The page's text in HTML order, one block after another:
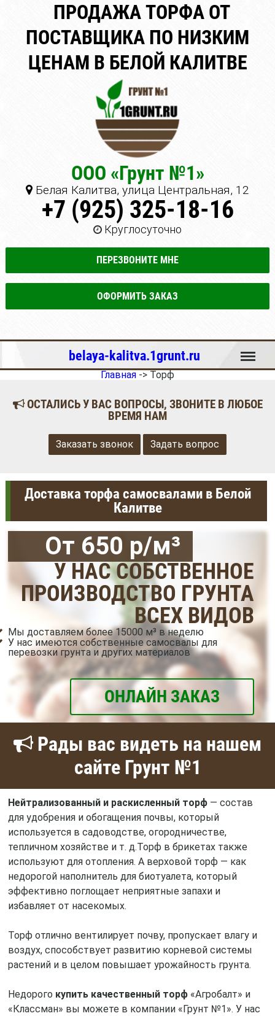
ПРОДАЖА ТОРФА ОТ
ПОСТАВЩИКА ПО НИЗКИМ
ЦЕНАМ В БЕЛОЙ КАЛИТВЕ
ООО «Грунт №1»
Белая Калитва, улица Центральная, 12
+7 (925) 325-18-16
Круглосуточно
ПЕРЕЗВОНИТЕ МНЕ
ОФОРМИТЬ ЗАКАЗ
belaya-kalitva.1grunt.ru Меню
Главная -> Торф
ОСТАЛИСЬ У ВАС ВОПРОСЫ, ЗВОНИТЕ В ЛЮБОЕ
ВРЕМЯ НАМ
Заказать звонок Задать вопрос
Доставка торфа самосвалами в Белой
Калитве
От 650 р/м³
У НАС СОБСТВЕННОЕ
ПРОИЗВОДСТВО ГРУНТА
ВСЕХ ВИДОВ
Мы доставляем более 15000 м³ в неделю
У нас имеются собственные самосвалы для
перевозки грунта и других материалов
ОНЛАЙН ЗАКАЗ
Рады вас видеть на нашем
сайте Грунт №1
Нейтрализованный и раскисленный торф— состав
для удобрения и обогащения почвы, который
используется в садоводстве, огородничестве,
тепличном хозяйстве и т. д.Торф в брикетах также
используют для отопления. А верховой торф — как
недорогой наполнитель для биотуалета, который
эффективно поглощает неприятные запахи и
избавляет от насекомых.
Торф отлично вентилирует почву, пропускает влагу и
воздух, способствует развитию корневой системы
растений и в целом повышает урожайность грунта.
Недорого купить качественный торф«Агробалт» и
«Классман» вы можете в компании «Грунт №1». У нас